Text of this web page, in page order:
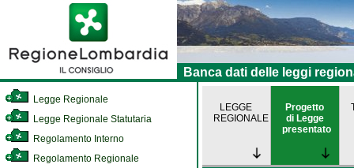
Banca dati delle leggi
Legge Regionale
Legge Regionale Statutaria
Regolamento Interno
Regolamento Regionale
LEGGE
REGIONALE
Progetto
di Legge
presentato